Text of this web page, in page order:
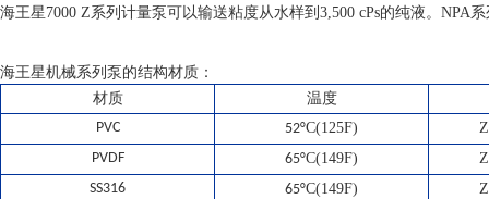
海王星7000 Z系列计量泵可以输送粘度从水样到3,500 cPs的纯液。NPA
海王星机械系列泵的结构材质：
材质
温度
PVC
52°C(125F)
Z
PVDF
65°C(149F)
Z
SS316
65°C(149F) Z